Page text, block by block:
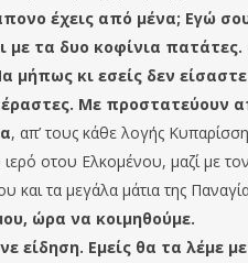
έχεις από μένα; Εγώ
με τα δυο κοφίνια
κι εσείς δεν
Με προστατεύουν
, απ’ τους κάθε λογής
οτου Ελκομένου, μαζί με
και τα μεγάλα μάτια της
ώρα να κοιμηθούμε.
είδηση. Εμείς θα τα λέμε